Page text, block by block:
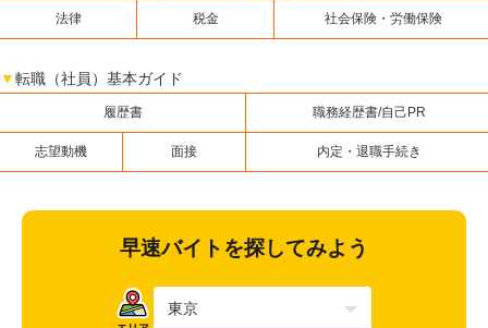
法律 税金 社会保険・労働保険
▼転職（社員）基本ガイド
履歴書 職務経歴書/自己PR
志望動機 面接 内定・退職手続き
早速バイトを探してみよう